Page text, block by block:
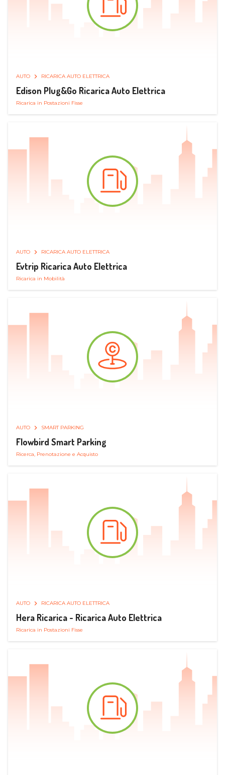
AUTO RICARICA AUTO ELETTRICA
Edison Plug&Go Ricarica Auto Elettrica
Ricarica in Postazioni Fisse
AUTO RICARICA AUTO ELETTRICA
Evtrip Ricarica Auto Elettrica
Ricarica in Mobilità
AUTO SMART PARKING
Flowbird Smart Parking
Ricerca, Prenotazione e Acquisto
AUTO RICARICA AUTO ELETTRICA
Hera Ricarica - Ricarica Auto Elettrica
Ricarica in Postazioni Fisse